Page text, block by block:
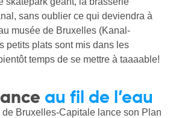
sans oublier ce qui deviendra à
musée de Bruxelles (Kanal-
petits plats sont mis dans les
temps de se mettre à taaaable!
au fil de l’eau
Bruxelles-Capitale lance son Plan